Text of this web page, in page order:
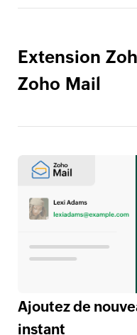
Extension
Zoho Mail
Ajoutez de
instant